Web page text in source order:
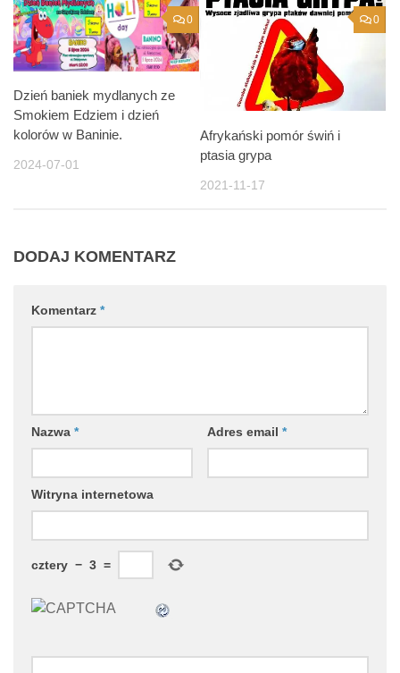
0
Dzień baniek mydlanych ze
Smokiem Edziem i dzień
kolorów w Baninie.
2024-07-01
0
Afrykański pomór świń i
ptasia grypa
2021-11-17
DODAJ KOMENTARZ
Komentarz *
Nazwa * Adres email *
Witryna internetowa
cztery − 3 =